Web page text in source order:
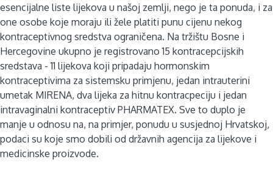
esencijalne liste lijekova u našoj zemlji, nego je ta ponuda, i za
one osobe koje moraju ili žele platiti punu cijenu nekog
kontraceptivnog sredstva ograničena. Na tržištu Bosne i
Hercegovine ukupno je registrovano 15 kontracepcijskih
sredstava - 11 lijekova koji pripadaju hormonskim
kontraceptivima za sistemsku primjenu, jedan intrauterini
umetak MIRENA, dva lijeka za hitnu kontracpeciju i jedan
intravaginalni kontraceptiv PHARMATEX. Sve to duplo je
manje u odnosu na, na primjer, ponudu u susjednoj Hrvatskoj,
podaci su koje smo dobili od državnih agencija za lijekove i
medicinske proizvode.